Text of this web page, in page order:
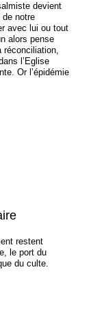
devient
de notre
avec lui ou tout
alors pense
réconciliation,
l’Eglise
Or l’épidémie
restent
le port du
du culte.